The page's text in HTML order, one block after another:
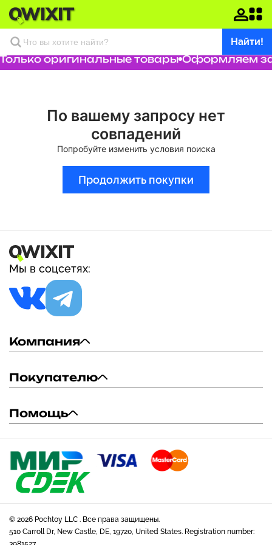
Найти!
оригинальные товары Оформляем
По вашему запросу нет
совпадений
Попробуйте изменить условия поиска
Продолжить покупки
Мы в соцсетях:
Компания
Покупателю
Помощь
© 2026 Pochtoy LLC . Все права защищены.
510 Carroll Dr, New Castle, DE, 19720, United States. Registration number: